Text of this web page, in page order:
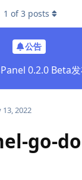
公告
0.2.0 Beta
1 of3 posts
13, 2022
go-